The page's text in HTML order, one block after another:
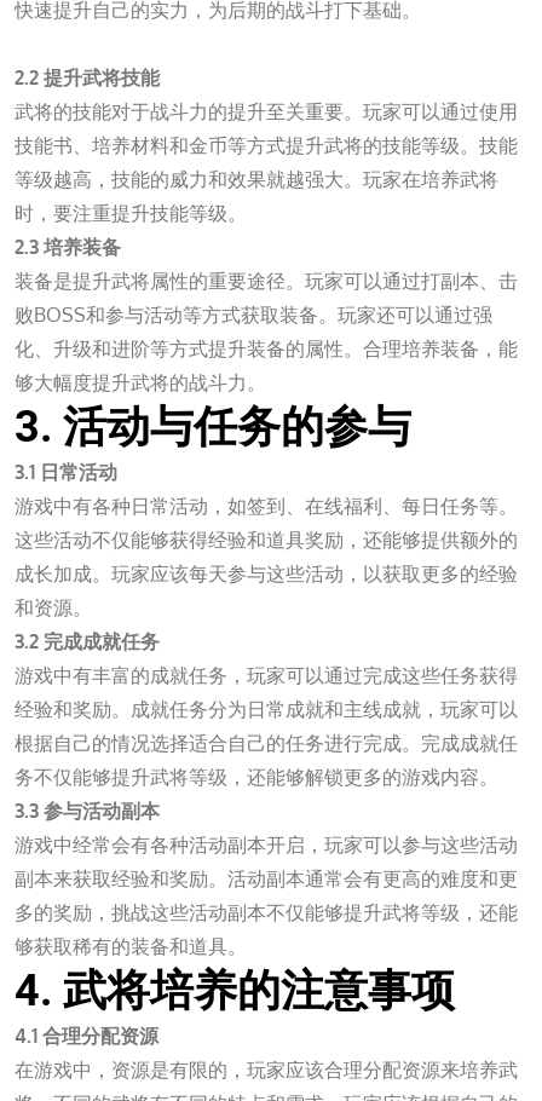
快速提升自己的实力，为后期的战斗打下基础。
2.2 提升武将技能
武将的技能对于战斗力的提升至关重要。玩家可以通过使用
技能书、培养材料和金币等方式提升武将的技能等级。技能
等级越高，技能的威力和效果就越强大。玩家在培养武将
时，要注重提升技能等级。
2.3 培养装备
装备是提升武将属性的重要途径。玩家可以通过打副本、击
败BOSS和参与活动等方式获取装备。玩家还可以通过强
化、升级和进阶等方式提升装备的属性。合理培养装备，能
够大幅度提升武将的战斗力。
3. 活动与任务的参与
3.1 日常活动
游戏中有各种日常活动，如签到、在线福利、每日任务等。
这些活动不仅能够获得经验和道具奖励，还能够提供额外的
成长加成。玩家应该每天参与这些活动，以获取更多的经验
和资源。
3.2 完成成就任务
游戏中有丰富的成就任务，玩家可以通过完成这些任务获得
经验和奖励。成就任务分为日常成就和主线成就，玩家可以
根据自己的情况选择适合自己的任务进行完成。完成成就任
务不仅能够提升武将等级，还能够解锁更多的游戏内容。
3.3 参与活动副本
游戏中经常会有各种活动副本开启，玩家可以参与这些活动
副本来获取经验和奖励。活动副本通常会有更高的难度和更
多的奖励，挑战这些活动副本不仅能够提升武将等级，还能
够获取稀有的装备和道具。
4. 武将培养的注意事项
4.1 合理分配资源
在游戏中，资源是有限的，玩家应该合理分配资源来培养武